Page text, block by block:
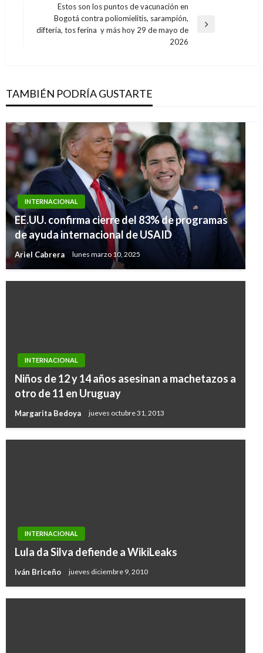
entradas
Entrada
Estos son los puntos de vacunación en
Bogotá contra poliomielitis, sarampión,
difteria, tos ferina y más hoy 29 de mayo de
2026
TAMBIÉN PODRÍA GUSTARTE
INTERNACIONAL
EE.UU. confirma cierre del 83% de programas
de ayuda internacional de USAID
Ariel Cabrera lunes marzo 10, 2025
INTERNACIONAL
Niños de 12 y 14 años asesinan a machetazos a
otro de 11 en Uruguay
Margarita Bedoya jueves octubre 31, 2013
INTERNACIONAL
Lula da Silva defiende a WikiLeaks
Iván Briceño jueves diciembre 9, 2010